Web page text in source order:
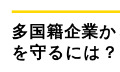
多国籍企業
を守るには？